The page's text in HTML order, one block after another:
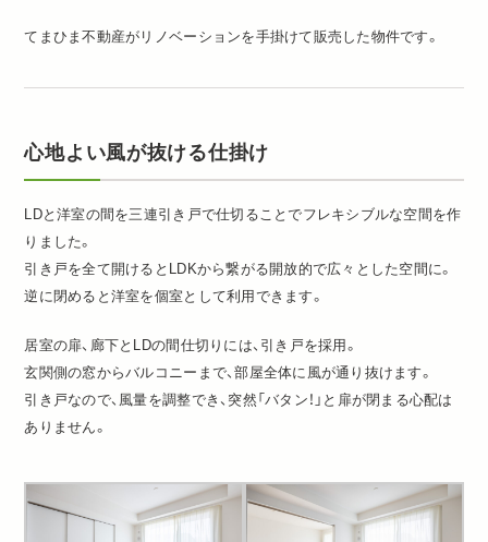
てまひま不動産がリノベーションを手掛けて販売した物件です。
心地よい風が抜ける仕掛け
LDと洋室の間を三連引き戸で仕切ることでフレキシブルな空間を作
りました。
引き戸を全て開けるとLDKから繋がる開放的で広々とした空間に。
逆に閉めると洋室を個室として利用できます。
居室の扉、廊下とLDの間仕切りには、引き戸を採用。
玄関側の窓からバルコニーまで、部屋全体に風が通り抜けます。
引き戸なので、風量を調整でき、突然「バタン！」と扉が閉まる心配は
ありません。